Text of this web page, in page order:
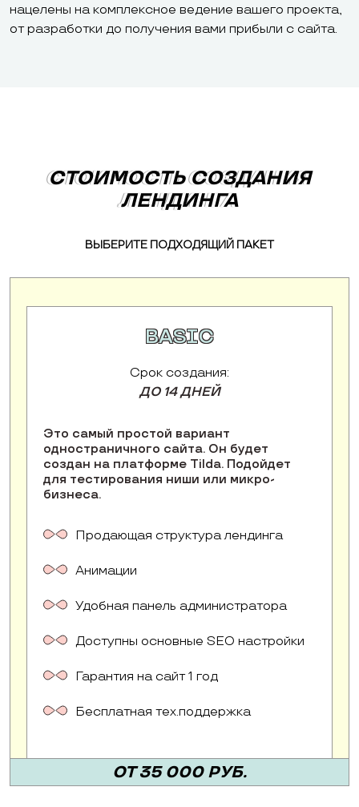
нацелены на комплексное ведение вашего проекта,
от разработки до получения вами прибыли с сайта.
СТОИМОСТЬ СОЗДАНИЯ
ЛЕНДИНГА
СТОИМОСТЬ СОЗДАНИЯ
ЛЕНДИНГА
ВЫБЕРИТЕ ПОДХОДЯЩИЙ ПАКЕТ
BASIC
Срок создания:
ДО 14 ДНЕЙ
Это самый простой вариант
одностраничного сайта. Он будет
создан на платформе Tilda. Подойдет
для тестирования ниши или микро-
бизнеса.
Продающая структура лендинга
Анимации
Удобная панель администратора
Доступны основные SEO настройки
Гарантия на сайт 1 год
Бесплатная тех.поддержка
ОТ 35 000 РУБ.